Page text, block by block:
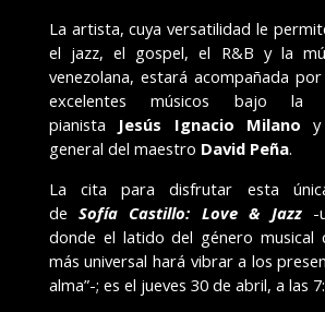
La artista, cuya versatilidad le
el jazz, el gospel, el R&B y la
venezolana, estará acompañada
excelentes músicos bajo la
pianista Jesús Ignacio Milano y
general del maestro David Peña.
La cita para disfrutar esta
deSofía Castillo: Love & Jazz-
donde el latido del género musical
más universal hará vibrar a los
alma”-; es el jueves 30 de abril, a las